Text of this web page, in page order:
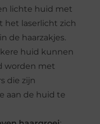
lichte huid met
het laserlicht zich
de haarzakjes.
huid kunnen
worden met
die zijn
aan de huid te